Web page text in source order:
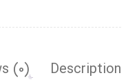
Description
(0)